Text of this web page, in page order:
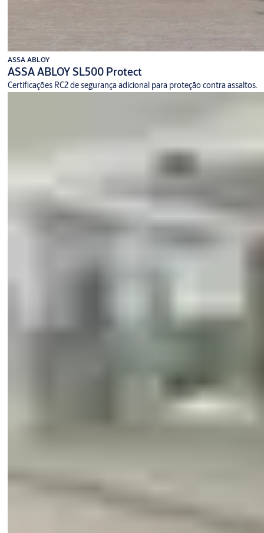
ASSA ABLOY
ASSA ABLOY SL500 Protect
Certificações RC2 de segurança adicional para proteção contra assaltos.